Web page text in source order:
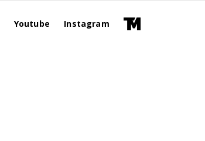
Youtube Instagram